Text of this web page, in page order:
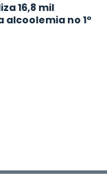
16,8 mil
no 1º